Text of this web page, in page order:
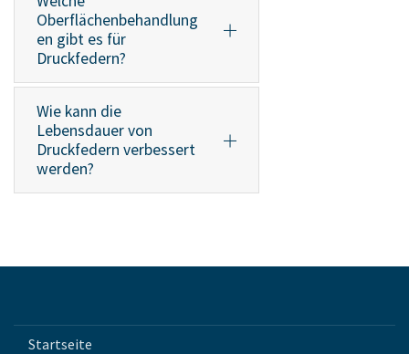
Oberflächenbehandlung
en gibt es für
Druckfedern?
Wie kann die
Lebensdauer von
Druckfedern verbessert
werden?
Startseite